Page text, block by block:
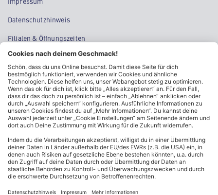
Datenschutzhinweis
Filialen & Öffnungszeiten
Kontakt
Cookie-Einstellungen
Kundeninformationen
ALDI Nord folgen